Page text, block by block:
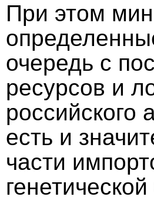
При этом
очередь с
ресурсов и
российского
есть и
части